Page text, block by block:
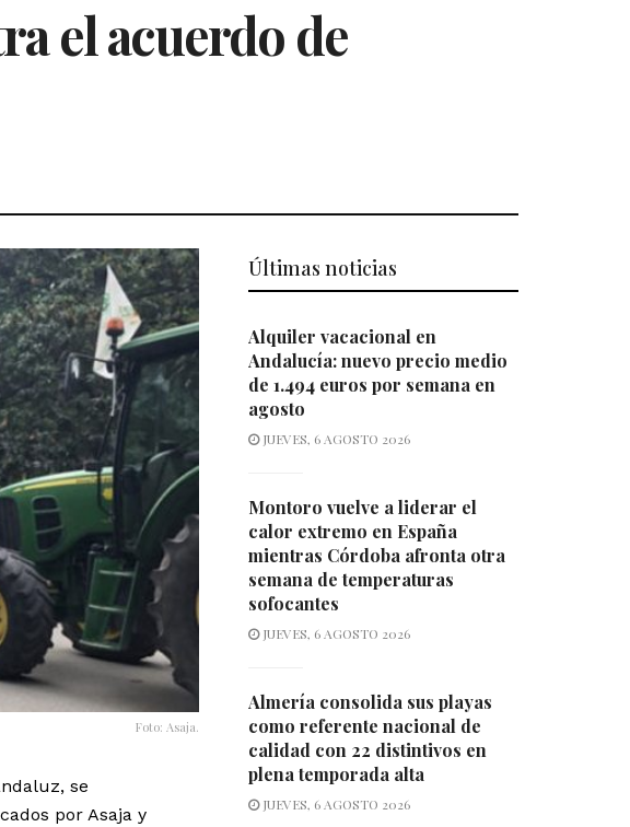
el acuerdo de
Foto: Asaja.
se
por Asaja y
Últimas noticias
Alquiler vacacional en
Andalucía: nuevo precio medio
de 1.494 euros por semana en
agosto
JUEVES, 6 AGOSTO 2026
Montoro vuelve a liderar el
calor extremo en España
mientras Córdoba afronta otra
semana de temperaturas
sofocantes
JUEVES, 6 AGOSTO 2026
Almería consolida sus playas
como referente nacional de
calidad con 22 distintivos en
plena temporada alta
JUEVES, 6 AGOSTO 2026